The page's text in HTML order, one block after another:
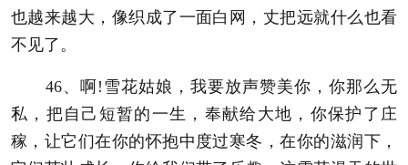
也越来越大，像织成了一面白网，丈把远就什么也看
不见了。
46、啊!雪花姑娘，我要放声赞美你，你那么无
私，把自己短暂的一生，奉献给大地，你保护了庄
稼，让它们在你的怀抱中度过寒冬，在你的滋润下，